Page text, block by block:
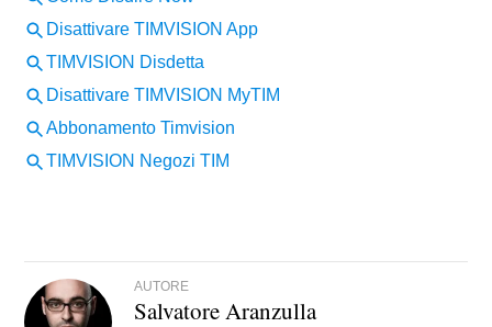
AUTORE
Salvatore Aranzulla